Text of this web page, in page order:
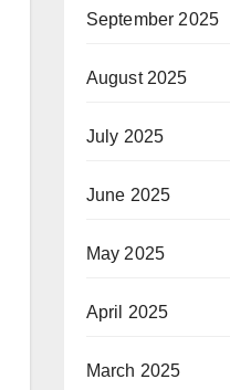
September 2025
August 2025
July 2025
June 2025
May 2025
April 2025
March 2025